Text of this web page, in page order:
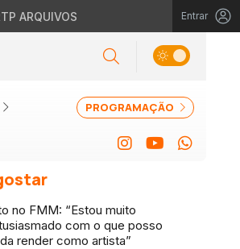
ARQUIVOS Entrar
PROGRAMAÇÃO
no FMM: “Estou muito
com o que posso
render como artista”